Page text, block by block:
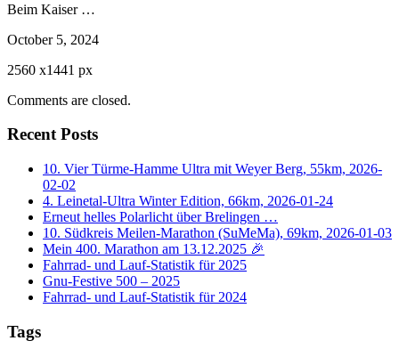
Beim Kaiser …
October 5, 2024
2560 x1441 px
Comments are closed.
Recent Posts
10. Vier Türme-Hamme Ultra mit Weyer Berg, 55km, 2026-
02-02
4. Leinetal-Ultra Winter Edition, 66km, 2026-01-24
Erneut helles Polarlicht über Brelingen …
10. Südkreis Meilen-Marathon (SuMeMa), 69km, 2026-01-03
Mein 400. Marathon am 13.12.2025 🎉
Fahrrad- und Lauf-Statistik für 2025
Gnu-Festive 500 – 2025
Fahrrad- und Lauf-Statistik für 2024
Tags